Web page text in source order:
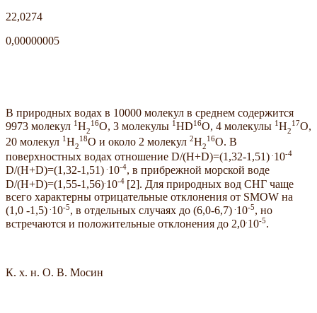
22,0274
0,00000005
В природных водах в 10000 молекул в среднем содержится
9973 молекул 1H2
16O, 3 молекулы 1HD16O, 4 молекулы 1H2
17O,
20 молекул 1H2
18O и около 2 молекул 2Н2
16О. В
поверхностных водах отношение D/(H+D)=(1,32-1,51) 10-4
D/(H+D)=(1,32-1,51) .10-4, в прибрежной морской воде
D/(H+D)=(1,55-1,56) 10-4 [2]. Для природных вод СНГ чаще
всего характерны отрицательные отклонения от SMOW на
(1,0 -1,5) 10-5, в отдельных случаях до (6,0-6,7) 10-5, но
встречаются и положительные отклонения до 2,0.10-5.
К. х. н. О. В. Мосин